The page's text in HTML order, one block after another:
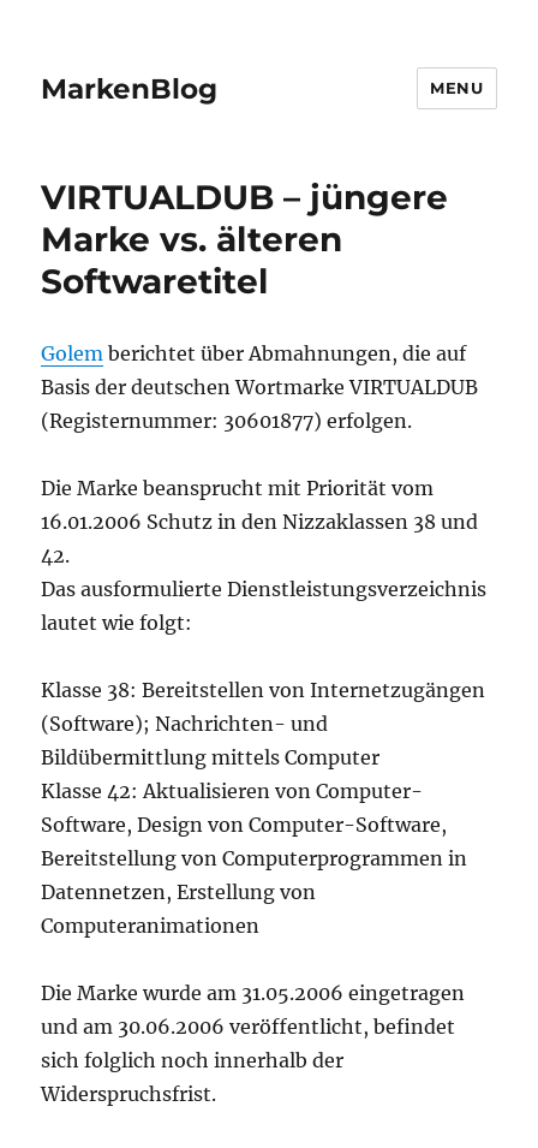
MarkenBlog MENU
VIRTUALDUB – jüngere
Marke vs. älteren
Softwaretitel
Golem berichtet über Abmahnungen, die auf
Basis der deutschen Wortmarke VIRTUALDUB
(Registernummer: 30601877) erfolgen.
Die Marke beansprucht mit Priorität vom
16.01.2006 Schutz in den Nizzaklassen 38 und
42.
Das ausformulierte Dienstleistungsverzeichnis
lautet wie folgt:
Klasse 38: Bereitstellen von Internetzugängen
(Software); Nachrichten- und
Bildübermittlung mittels Computer
Klasse 42: Aktualisieren von Computer-
Software, Design von Computer-Software,
Bereitstellung von Computerprogrammen in
Datennetzen, Erstellung von
Computeranimationen
Die Marke wurde am 31.05.2006 eingetragen
und am 30.06.2006 veröffentlicht, befindet
sich folglich noch innerhalb der
Widerspruchsfrist.